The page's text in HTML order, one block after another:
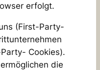
erfolgt.
(First-Party-
Cookies).
die